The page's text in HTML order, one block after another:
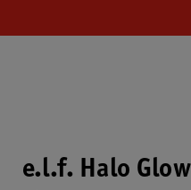
e.l.f. Halo